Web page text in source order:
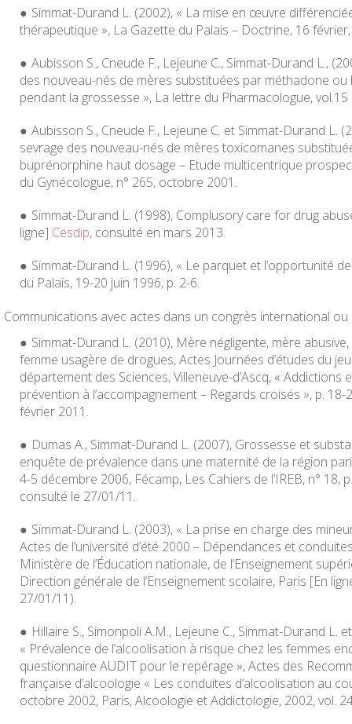
Simmat-Durand L. (2002), « La mise en œuvre
thérapeutique », La Gazette du Palais – Doctrine, 16
Aubisson S., Cneude F., Lejeune C., Simmat-Durand L.,
des nouveau-nés de mères substituées par méthadone
pendant la grossesse », La lettre du Pharmacologue,
Aubisson S., Cneude F., Lejeune C. et Simmat-Durand L.
sevrage des nouveau-nés de mères toxicomanes
buprénorphine haut dosage – Etude multicentrique
du Gynécologue, n° 265, octobre 2001.
Simmat-Durand L. (1998), Complusory care for drug
ligne] Cesdip, consulté en mars 2013.
Simmat-Durand L. (1996), « Le parquet et l’opportunité
du Palais, 19-20 juin 1996, p. 2-6.
Communications avec actes dans un congrès international ou
Simmat-Durand L. (2010), Mère négligente, mère
femme usagère de drogues, Actes Journées d’études du
département des Sciences, Villeneuve-d’Ascq, « Addictions
prévention à l’accompagnement – Regards croisés », p.
février 2011.
Dumas A., Simmat-Durand L. (2007), Grossesse et
enquête de prévalence dans une maternité de la région
4-5 décembre 2006, Fécamp, Les Cahiers de l’IREB, n° 18,
consulté le 27/01/11.
Simmat-Durand L. (2003), « La prise en charge des
Actes de l’université d’été 2000 – Dépendances et
Ministère de l’Éducation nationale, de l’Enseignement
Direction générale de l’Enseignement scolaire, Paris [En
27/01/11).
Hillaire S., Simonpoli A.M., Lejeune C., Simmat-Durand L.
« Prévalence de l’alcoolisation à risque chez les femmes
questionnaire AUDIT pour le repérage », Actes des
française d’alcoologie « Les conduites d’alcoolisation au
octobre 2002, Paris,Alcoologie et Addictologie, 2002, vol.